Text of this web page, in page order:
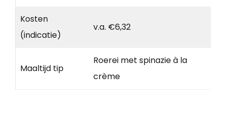
Kosten
(indicatie)
v.a. €6,32
Maaltijd tip
Roerei met spinazie à la
crème